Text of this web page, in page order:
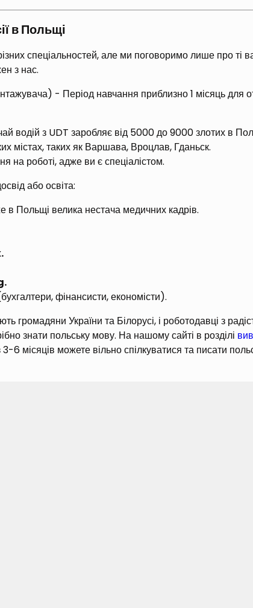
в Польщі
спеціальностей, але ми поговоримо лише про ті
з нас.
- Період навчання приблизно 1 місяць для
водій з UDT заробляє від 5000 до 9000 злотих в
містах, таких як Варшава, Вроцлав, Гданьск.
на роботі, адже ви є спеціалістом.
або освіта:
в Польщі велика нестача медичних кадрів.
фінансисти, економісти).
громадяни України та Білорусі, і роботодавці з
знати польську мову. На нашому сайті в розділі
6 місяців можете вільно спілкуватися та писати